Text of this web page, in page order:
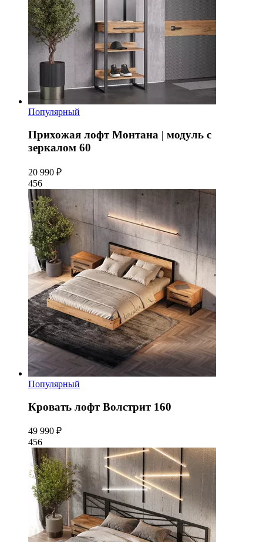
Популярный
Прихожая лофт Монтана | модуль с
зеркалом 60
20 990 ₽
456
Популярный
Кровать лофт Волстрит 160
49 990 ₽
456